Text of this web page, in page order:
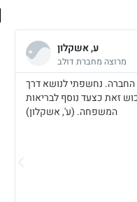
ע, אשקלון
מרוצה מחברת דולב
החברה. נחשפתי לנושא דרך
זאת כצעד נוסף לבריאות
המשפחה. (ע', אשקלון)